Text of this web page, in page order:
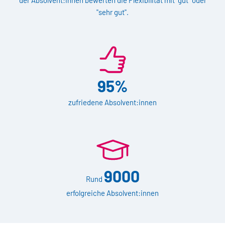
"sehr gut".
95%
zufriedene Absolvent:innen
Rund 9000
erfolgreiche Absolvent:innen